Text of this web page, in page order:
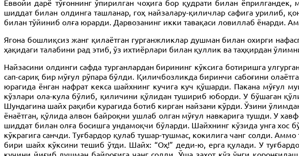
Ёввойи дарё тўғоннинг ўпирилган чоҳига бор қудрати билан
шиддат билан олдинга ташланар, гоҳ найзалару-қиличлар сафига урилиб,
билан тўйиниб олға юрарди. Дарвозанинг икки тавақаси ловиллаб ёнарди.
Ягона бошлиқсиз жанг қилаётган гурганжликлар душман билан охирги
ҳақидаги талабини рад этиб, ўз ихтиёрлари билан қуллик ва таҳқирдан
Найзасини олдинги сафда турганлардан бирининг кўксига ботиришга
сап-сариқ бир мўғул рўпара бўлди. Қиличбозликда биринчи сабоғини
юрагида ёнган нафрат кекса шайхнинг кучига куч қўшарди. Пакана мўғул
кўзлари ола-кула бўлиб, қиличини қўлидан тушириб юборди. У бўшаган
Шундагина шайх рақиби курагида ботиб кирган найзани кўрди. Ўзини
ёнаётган, қўлида алвон байроқни ушлаб олган мўғул навкарига тушди. У
шиддат билан олға босишга ундамоқчи бўларди. Шайхнинг кўзида унга хос
кўкрагига санчди. Туғбардор қулаб тушар-тушмас, кокилига чанг солди.
бири шайх кўксини тешиб ўтди. Шайх: “Оҳ!” деди-ю, ерга қулади. У
кучини йиғиб душман байроғига чанг солди. Ўша заҳот кўз ўнги